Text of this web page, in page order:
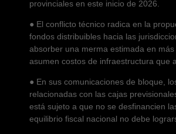
provinciales en este inicio de 2026.
● El conflicto técnico radica en la
fondos distribuibles hacia las
absorber una merma estimada en
asumen costos de infraestructura que
● En sus comunicaciones de bloque,
relacionadas con las cajas
está sujeto a que no se desfinancien
equilibrio fiscal nacional no debe